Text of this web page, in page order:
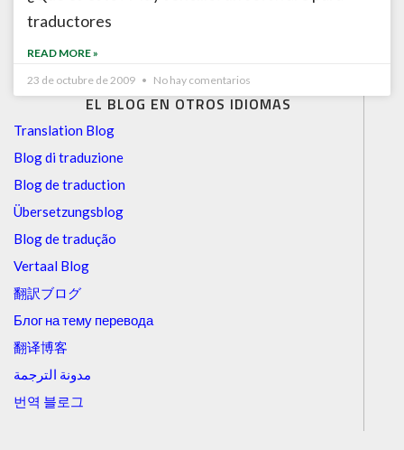
EL BLOG EN OTROS IDIOMAS
Translation Blog
Blog di traduzione
Blog de traduction
Übersetzungsblog
Blog de tradução
Vertaal Blog
翻訳ブログ
Блог на тему перевода
翻译博客
مدونة الترجمة
번역 블로그
traductores
READ MORE »
23 de octubre de 2009
No hay comentarios